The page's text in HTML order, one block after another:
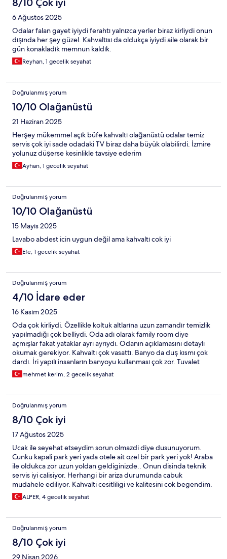
8/10 Çok iyi
6 Ağustos 2025
Odalar falan gayet iyiydi ferahtı yalnızca yerler biraz kirliydi onun
dışında her şey güzel. Kahvaltısı da oldukça iyiydi aile olarak bir
gün konakladık memnun kaldık.
Reyhan, 1 gecelik seyahat
Doğrulanmış yorum
10/10 Olağanüstü
21 Haziran 2025
Herşey mükemmel açık büfe kahvaltı olağanüstü odalar temiz
servis çok iyi sade odadaki TV biraz daha büyük olabilirdi. İzmire
yolunuz düşerse kesinlikle tavsiye ederim
Ayhan, 1 gecelik seyahat
Doğrulanmış yorum
10/10 Olağanüstü
15 Mayıs 2025
Lavabo abdest icin uygun değil ama kahvaltı cok iyi
Efe, 1 gecelik seyahat
Doğrulanmış yorum
4/10 İdare eder
16 Kasım 2025
Oda çok kirliydi. Özellikle koltuk altlarına uzun zamandır temizlik
yapılmadığı çok belliydi. Oda adı olarak family room diye
açmışlar fakat yataklar ayrı ayrıydı. Odanın açıklamasını detaylı
okumak gerekiyor. Kahvaltı çok vasattı. Banyo da duş kısmı çok
dardı. İri yapılı insanların banyoyu kullanması çok zor. Tuvalet
taşları aşırı kireçliydi ciddi derecede temizliğe ihtiyacı var
mehmet kerim, 2 gecelik seyahat
Doğrulanmış yorum
8/10 Çok iyi
17 Ağustos 2025
Ucak ile seyehat etseydim sorun olmazdi diye dusunuyorum.
Cunku kapali park yeri yada otele ait ozel bir park yeri yok! Araba
ile oldukca zor uzun yoldan geldiginizde.. Onun disinda teknik
servis iyi calisiyor. Herhangi bir ariza durumunda cabuk
mudahele ediliyor. Kahvalti cesitliligi ve kalitesini cok begendim.
Oda da tek klima mantikli gelmedi. Bir oda normale gore daha
sicak oluyor. Banyo yeterince temiz ve dizayni hos. Oda da
bence. Televizyon kucukte olsa her iki odada da mevcut. Kahvalti
salonu oldukca serin tutuluyor ve bu durum cok iyi yaz
gunlerinde rahat rahat yeme icme imkani sagliyor. Canli bir
caddeye cok yakin bir konumda, bu da Buca da alisveris ve
ALPER, 4 gecelik seyahat
Doğrulanmış yorum
8/10 Çok iyi
29 Nisan 2026